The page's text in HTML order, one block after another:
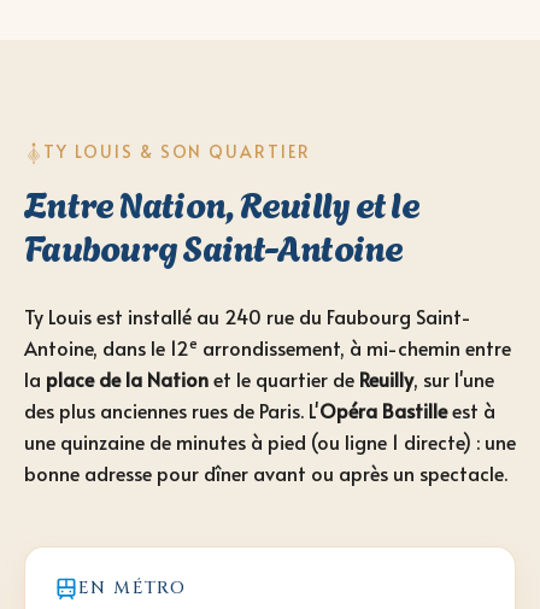
TY LOUIS & SON QUARTIER
Entre Nation, Reuilly et le
Faubourg Saint-Antoine
Ty Louis est installé au 240 rue du Faubourg Saint-
Antoine, dans le 12e arrondissement, à mi-chemin entre
la place de la Nationet le quartier de Reuilly, sur l'une
des plus anciennes rues de Paris. L'Opéra Bastilleest à
une quinzaine de minutes à pied (ou ligne 1 directe) : une
bonne adresse pour dîner avant ou après un spectacle.
EN MÉTRO